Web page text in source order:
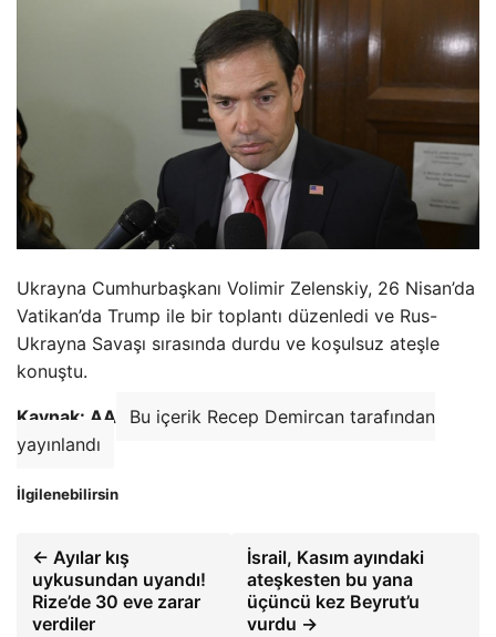
Ukrayna Cumhurbaşkanı Volimir Zelenskiy, 26 Nisan’da
Vatikan’da Trump ile bir toplantı düzenledi ve Rus-
Ukrayna Savaşı sırasında durdu ve koşulsuz ateşle
konuştu.
Kaynak: AA
Bu içerik Recep Demircan tarafından
yayınlandı
İlgilenebilirsin
← Ayılar kış
uykusundan uyandı!
Rize’de 30 eve zarar
verdiler
İsrail, Kasım ayındaki
ateşkesten bu yana
üçüncü kez Beyrut’u
vurdu →